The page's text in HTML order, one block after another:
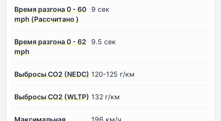
Время разгона 0 - 60
mph (Рассчитано )
9 сек
Время разгона 0 - 62
mph
9.5 сек
Выбросы CO2 (NEDC) 120-125 г/км
Выбросы CO2 (WLTP) 132 г/км
Максимальная
196 км/ч